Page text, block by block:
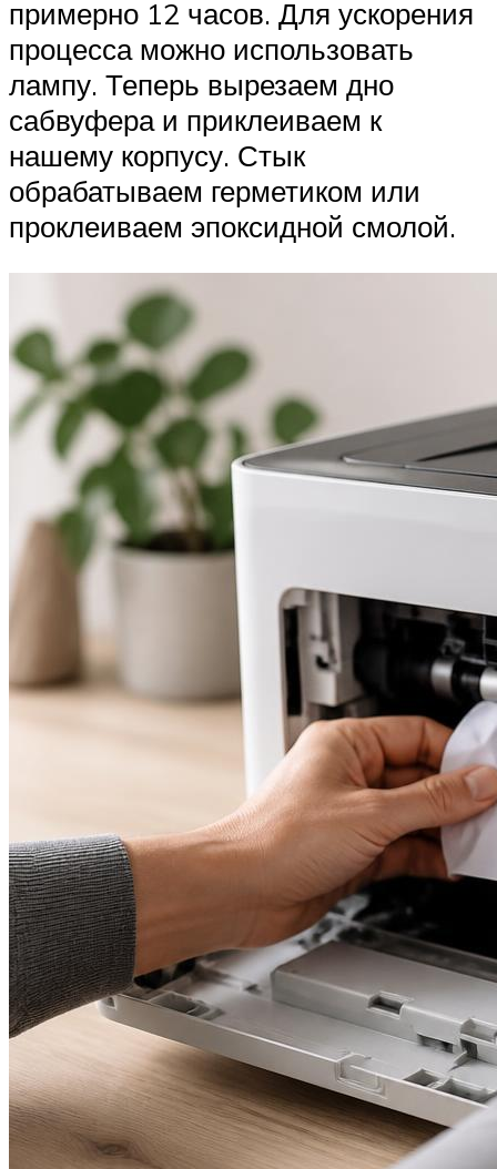
примерно 12 часов. Для ускорения
процесса можно использовать
лампу. Теперь вырезаем дно
сабвуфера и приклеиваем к
нашему корпусу. Стык
обрабатываем герметиком или
проклеиваем эпоксидной смолой.